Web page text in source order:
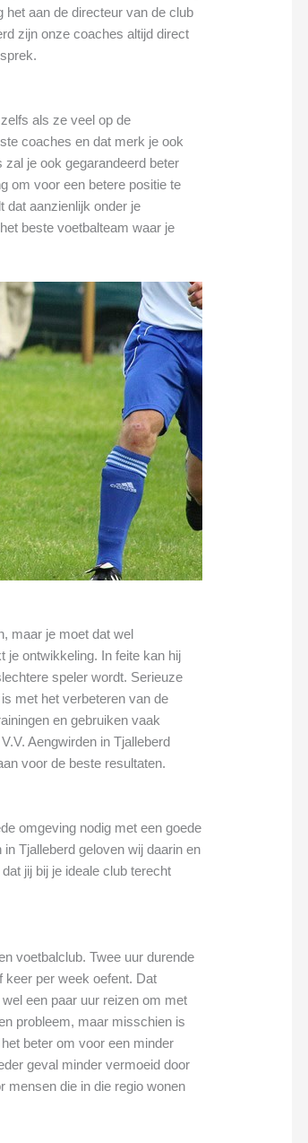
het aan de directeur van de club
zijn onze coaches altijd direct
als ze veel op de
coaches en dat merk je ook
je ook gegarandeerd beter
om voor een betere positie te
dat aanzienlijk onder je
beste voetbalteam waar je
maar je moet dat wel
je ontwikkeling. In feite kan hij
speler wordt. Serieuze
met het verbeteren van de
en gebruiken vaak
Aengwirden in Tjalleberd
voor de beste resultaten.
omgeving nodig met een goede
Tjalleberd geloven wij daarin en
jij bij je ideale club terecht
voetbalclub. Twee uur durende
keer per week oefent. Dat
een paar uur reizen om met
probleem, maar misschien is
beter om voor een minder
geval minder vermoeid door
mensen die in die regio wonen